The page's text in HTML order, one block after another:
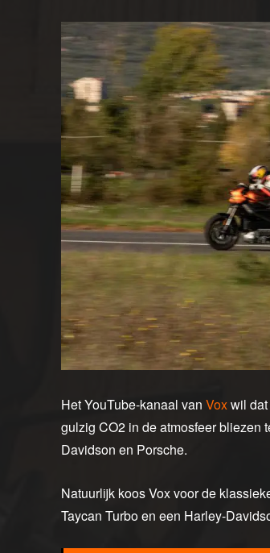
Het YouTube-kanaal van Voxwil
gulzig CO2 in de atmosfeer bliezen
Davidson en Porsche.
Natuurlijk koos Vox voor de
Taycan Turbo en een Harley-